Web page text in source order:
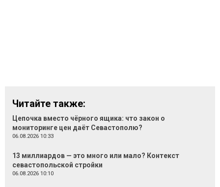
Читайте также:
Цепочка вместо чёрного ящика: что закон о
мониторинге цен даёт Севастополю?
06.08.2026 10:33
13 миллиардов — это много или мало? Контекст
севастопольской стройки
06.08.2026 10:10